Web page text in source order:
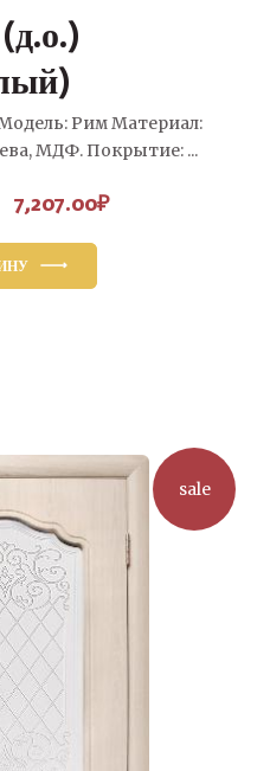
Рим Материал:
МДФ. Покрытие: ...
Первоначальная
составляла
7,207.00₽Текущая
sale